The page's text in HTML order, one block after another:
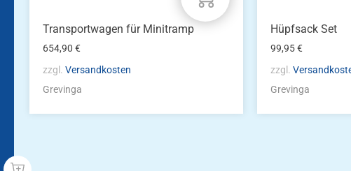
Transportwagen für Minitramp
654,90€
zzgl.Versandkosten
Grevinga
Hüpfsack Set
99,95€
zzgl.
Grevinga